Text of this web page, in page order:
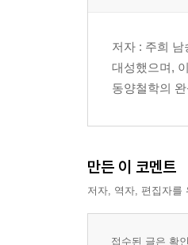
제3장 중용의 덕
제4장 중용이 행
제5장 도가 밝게
제9장 중용은 지켜
제10장 용맹에 관
제11장 도에 들어
제12장 “도는 잠
저자 : 주희
대성했으며,
동양철학의
만든 이 코멘트
저자, 역자, 편집자를
접수된 글은 확